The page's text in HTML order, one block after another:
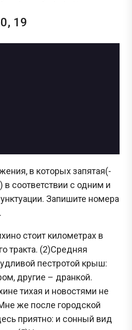
19
в которых запятая(-
в соответствии с одним и
Запишите номера
стоит километрах в
тракта. (2)Средняя
пестротой крыш:
другие – дранкой.
тихая и новостями не
же после городской
приятно: и сонный вид